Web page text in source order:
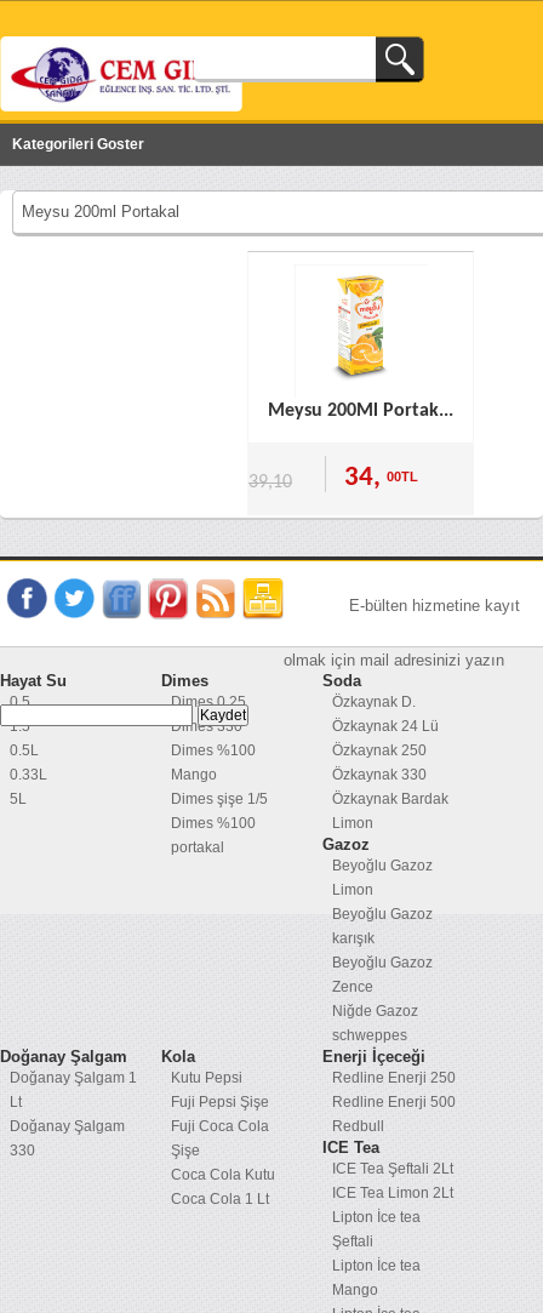
Kategorileri Goster
Meysu 200ml Portakal
Meysu 200Ml Portak...
39,10 34, 00TL
E-bülten hizmetine kayıt
olmak için mail adresinizi yazın
Hayat Su
0.5
1.5
0.5L
0.33L
5L
Dimes
Dimes 0,25
Dimes 330
Dimes %100
Mango
Dimes şişe 1/5
Dimes %100
portakal
Soda
Özkaynak D.
Özkaynak 24 Lü
Özkaynak 250
Özkaynak 330
Özkaynak Bardak
Limon
Gazoz
Beyoğlu Gazoz
Limon
Beyoğlu Gazoz
karışık
Beyoğlu Gazoz
Zence
Niğde Gazoz
schweppes
Doğanay Şalgam
Doğanay Şalgam 1
Lt
Doğanay Şalgam
330
Kola
Kutu Pepsi
Fuji Pepsi Şişe
Fuji Coca Cola
Şişe
Coca Cola Kutu
Coca Cola 1 Lt
Enerji İçeceği
Redline Enerji 250
Redline Enerji 500
Redbull
ICE Tea
ICE Tea Şeftali 2Lt
ICE Tea Limon 2Lt
Lipton İce tea
Şeftali
Lipton İce tea
Mango